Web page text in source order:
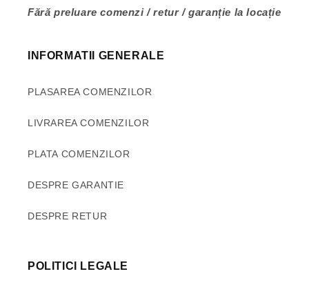
Fără preluare comenzi / retur / garanție la locație
INFORMATII GENERALE
PLASAREA COMENZILOR
LIVRAREA COMENZILOR
PLATA COMENZILOR
DESPRE GARANTIE
DESPRE RETUR
POLITICI LEGALE